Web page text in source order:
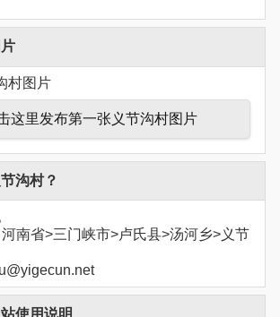
村图片
这里发布第一张义节沟村图片
沟村？
南省>三门峡市>卢氏县>汤河乡>义节